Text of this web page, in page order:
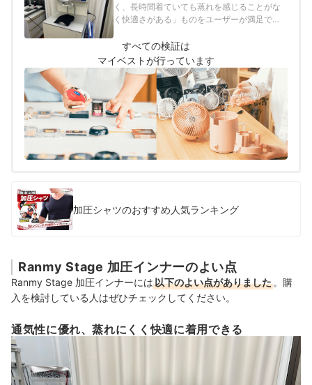
く、長時間着ていても蒸れを感じることがな
く快適さがある」ものをユーザーが満足でき
以上と定めて以下の方法で検証を行いまし
た。
すべての検証は
マイベストが行っています
加圧シャツのおすすめ人気ランキング
Ranmy Stage 加圧インナーのよい点
Ranmy Stage 加圧インナーには以下のよい点がありました 。購
入を検討している人はぜひチェックしてください。
通気性に優れ、蒸れにくく快適に着用できる